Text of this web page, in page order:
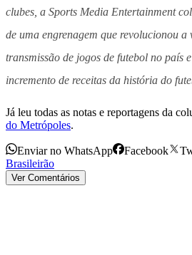
clubes, a Sports Media Entertainment
de uma engrenagem que revolucionou a
transmissão de jogos de futebol no país
incremento de receitas da história do
Já leu todas as notas e reportagens da
do Metrópoles.
Enviar no WhatsApp Facebook
Brasileirão
Ver Comentários